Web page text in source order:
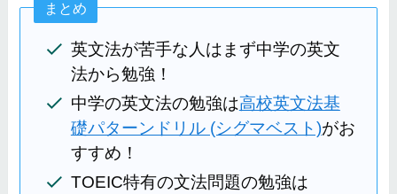
まとめ
英文法が苦手な人はまず中学の英文
法から勉強！
中学の英文法の勉強は高校英文法基
礎パターンドリル (シグマベスト)がお
すすめ！
TOEIC特有の文法問題の勉強は